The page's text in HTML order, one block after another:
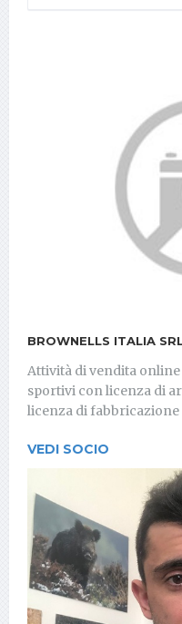
BROWNELLS ITALIA
Attività di vendita
sportivi con licenza di
licenza di
VEDI SOCIO